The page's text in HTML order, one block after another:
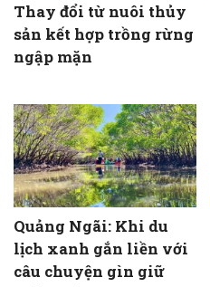
Thay đổi từ nuôi thủy
sản kết hợp trồng rừng
ngập mặn
Quảng Ngãi: Khi du
lịch xanh gắn liền với
câu chuyện gìn giữ